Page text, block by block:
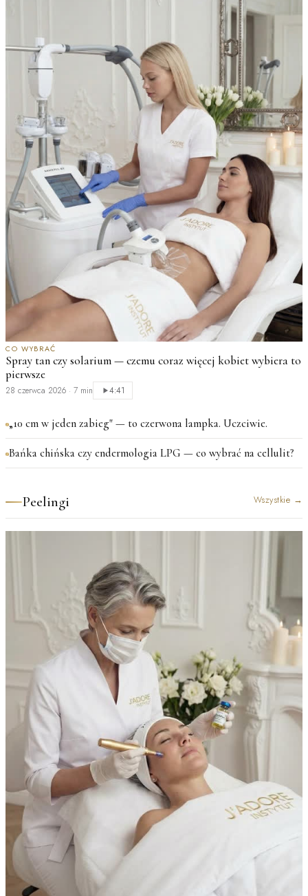
CO WYBRAĆ
Spray tan czy solarium — czemu coraz więcej kobiet wybiera to
pierwsze
28 czerwca 2026 · 7 min 4:41
„10 cm w jeden zabieg" — to czerwona lampka. Uczciwie.
Bańka chińska czy endermologia LPG — co wybrać na cellulit?
Peelingi Wszystkie →